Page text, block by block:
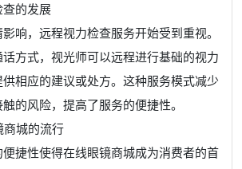
的发展
响，远程视力检查服务开始受到重视。
方式，视光师可以远程进行基础的视力
相应的建议或处方。这种服务模式减少
的风险，提高了服务的便捷性。
城的流行
捷性使得在线眼镜商城成为消费者的首